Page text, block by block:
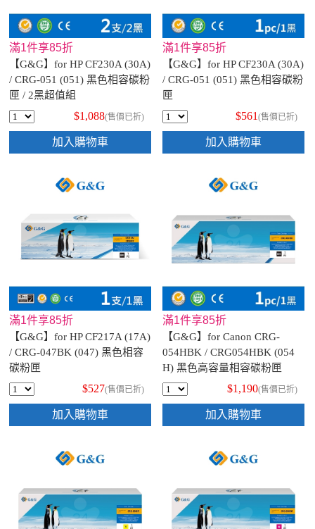
滿1件享85折
【G&G】for HP CF230A (30A)
/ CRG-051 (051) 黑色相容碳粉
匣 / 2黑超值組
$1,088(售價已折)
加入購物車
滿1件享85折
【G&G】for HP CF230A (30A)
/ CRG-051 (051) 黑色相容碳粉
匣
$561 (售價已折)
加入購物車
滿1件享85折
【G&G】for HP CF217A (17A)
/ CRG-047BK (047) 黑色相容
碳粉匣
$527(售價已折)
加入購物車
滿1件享85折
【G&G】for Canon CRG-
054HBK / CRG054HBK (054
H) 黑色高容量相容碳粉匣
$1,190(售價已折)
加入購物車